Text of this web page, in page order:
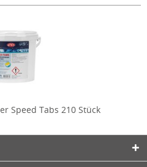
Speed Tabs 210 Stück